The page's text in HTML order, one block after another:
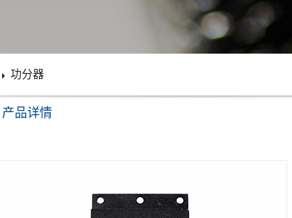
产品详情
功分器